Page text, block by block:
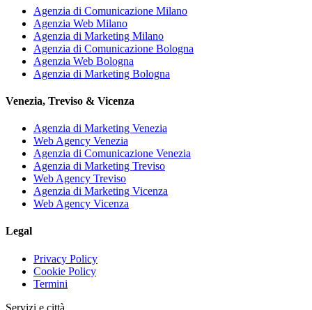
Agenzia di Comunicazione Milano
Agenzia Web Milano
Agenzia di Marketing Milano
Agenzia di Comunicazione Bologna
Agenzia Web Bologna
Agenzia di Marketing Bologna
Venezia, Treviso & Vicenza
Agenzia di Marketing Venezia
Web Agency Venezia
Agenzia di Comunicazione Venezia
Agenzia di Marketing Treviso
Web Agency Treviso
Agenzia di Marketing Vicenza
Web Agency Vicenza
Legal
Privacy Policy
Cookie Policy
Termini
Servizi e città